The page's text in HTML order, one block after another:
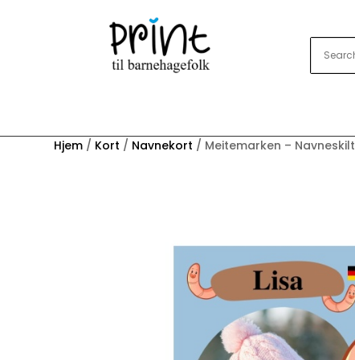
Hjem / Kort / Navnekort / Meitemarken – Navneskilt